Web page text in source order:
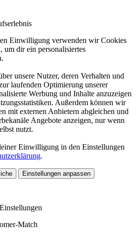
Einwilligung verwenden wir Cookies
um dir ein personalisiertes
unsere Nutzer, deren Verhalten und
laufenden Optimierung unserer
Werbung und Inhalte anzuzeigen
Außerdem können wir
mit externen Anbietern abgleichen und
Angebote anzeigen, nur wenn
nutzt.
Einwilligung in den Einstellungen
.
Einstellungen anpassen
Match